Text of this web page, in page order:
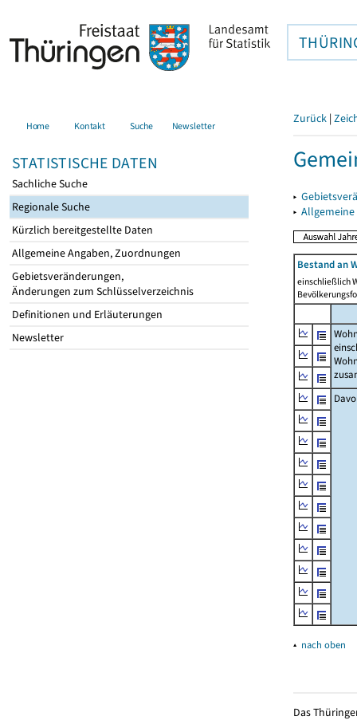
Home Kontakt Suche Newsletter
STATISTISCHE DATEN
Sachliche Suche
Regionale Suche
Kürzlich bereitgestellte Daten
Allgemeine Angaben, Zuordnungen
Gebietsveränderungen,
Änderungen zum Schlüsselverzeichnis
Definitionen und Erläuterungen
Newsletter
Zurück |
▸
▸
Bestand an
einschließlich
▴ nach oben
Das